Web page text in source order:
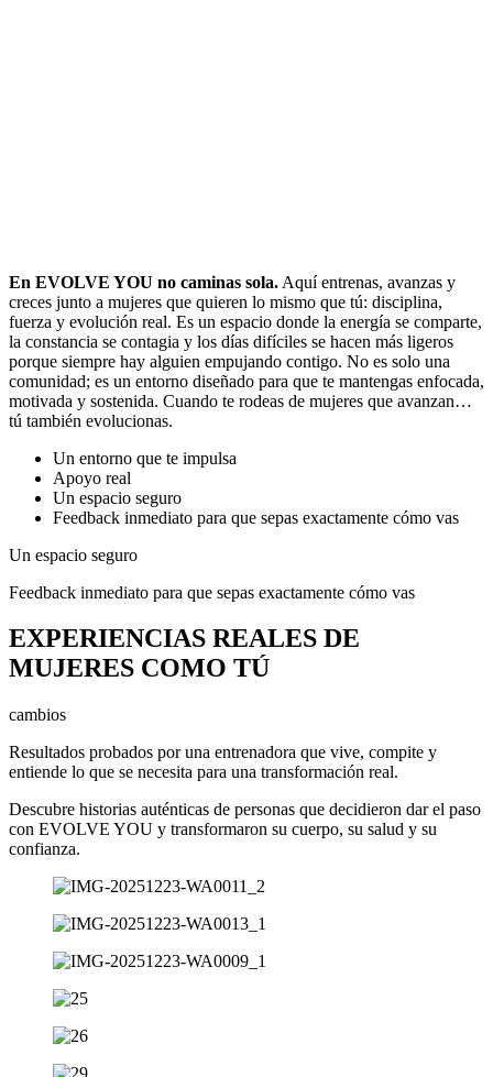
En EVOLVE YOU no caminas sola. Aquí entrenas, avanzas y
creces junto a mujeres que quieren lo mismo que tú: disciplina,
fuerza y evolución real. Es un espacio donde la energía se comparte,
la constancia se contagia y los días difíciles se hacen más ligeros
porque siempre hay alguien empujando contigo. No es solo una
comunidad; es un entorno diseñado para que te mantengas enfocada,
motivada y sostenida. Cuando te rodeas de mujeres que avanzan…
tú también evolucionas.
Un entorno que te impulsa
Apoyo real
Un espacio seguro
Feedback inmediato para que sepas exactamente cómo vas
Un espacio seguro
Feedback inmediato para que sepas exactamente cómo vas
EXPERIENCIAS REALES DE
MUJERES COMO TÚ
cambios
Resultados probados por una entrenadora que vive, compite y
entiende lo que se necesita para una transformación real.
Descubre historias auténticas de personas que decidieron dar el paso
con EVOLVE YOU y transformaron su cuerpo, su salud y su
confianza.